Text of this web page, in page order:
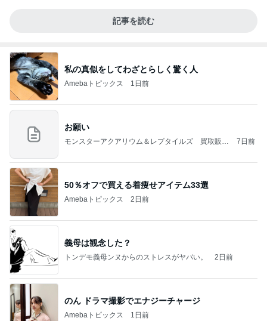
記事を読む
私の真似をしてわざとらしく驚く人
Amebaトピックス 1日前
お願い
モンスターアクアリウム＆レプタイルズ 買取販売
7日前
50％オフで買える着痩せアイテム33選
Amebaトピックス 2日前
義母は観念した？
トンデモ義母ンヌからのストレスがヤバい。 2日前
のん ドラマ撮影でエナジーチャージ
Amebaトピックス 1日前